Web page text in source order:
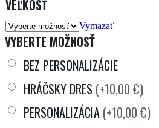
VEĽKOSŤ
Vymazať
VYBERTE MOŽNOSŤ
BEZ PERSONALIZÁCIE
HRÁČSKY DRES (+10,00 €)
PERSONALIZÁCIA (+10,00 €)